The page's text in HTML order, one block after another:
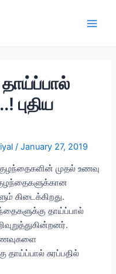
புதிய
/January 27, 2019
முதல் உணவு
கிடைக்கிறது.
தாய்ப்பால்
சுரப்பதில்